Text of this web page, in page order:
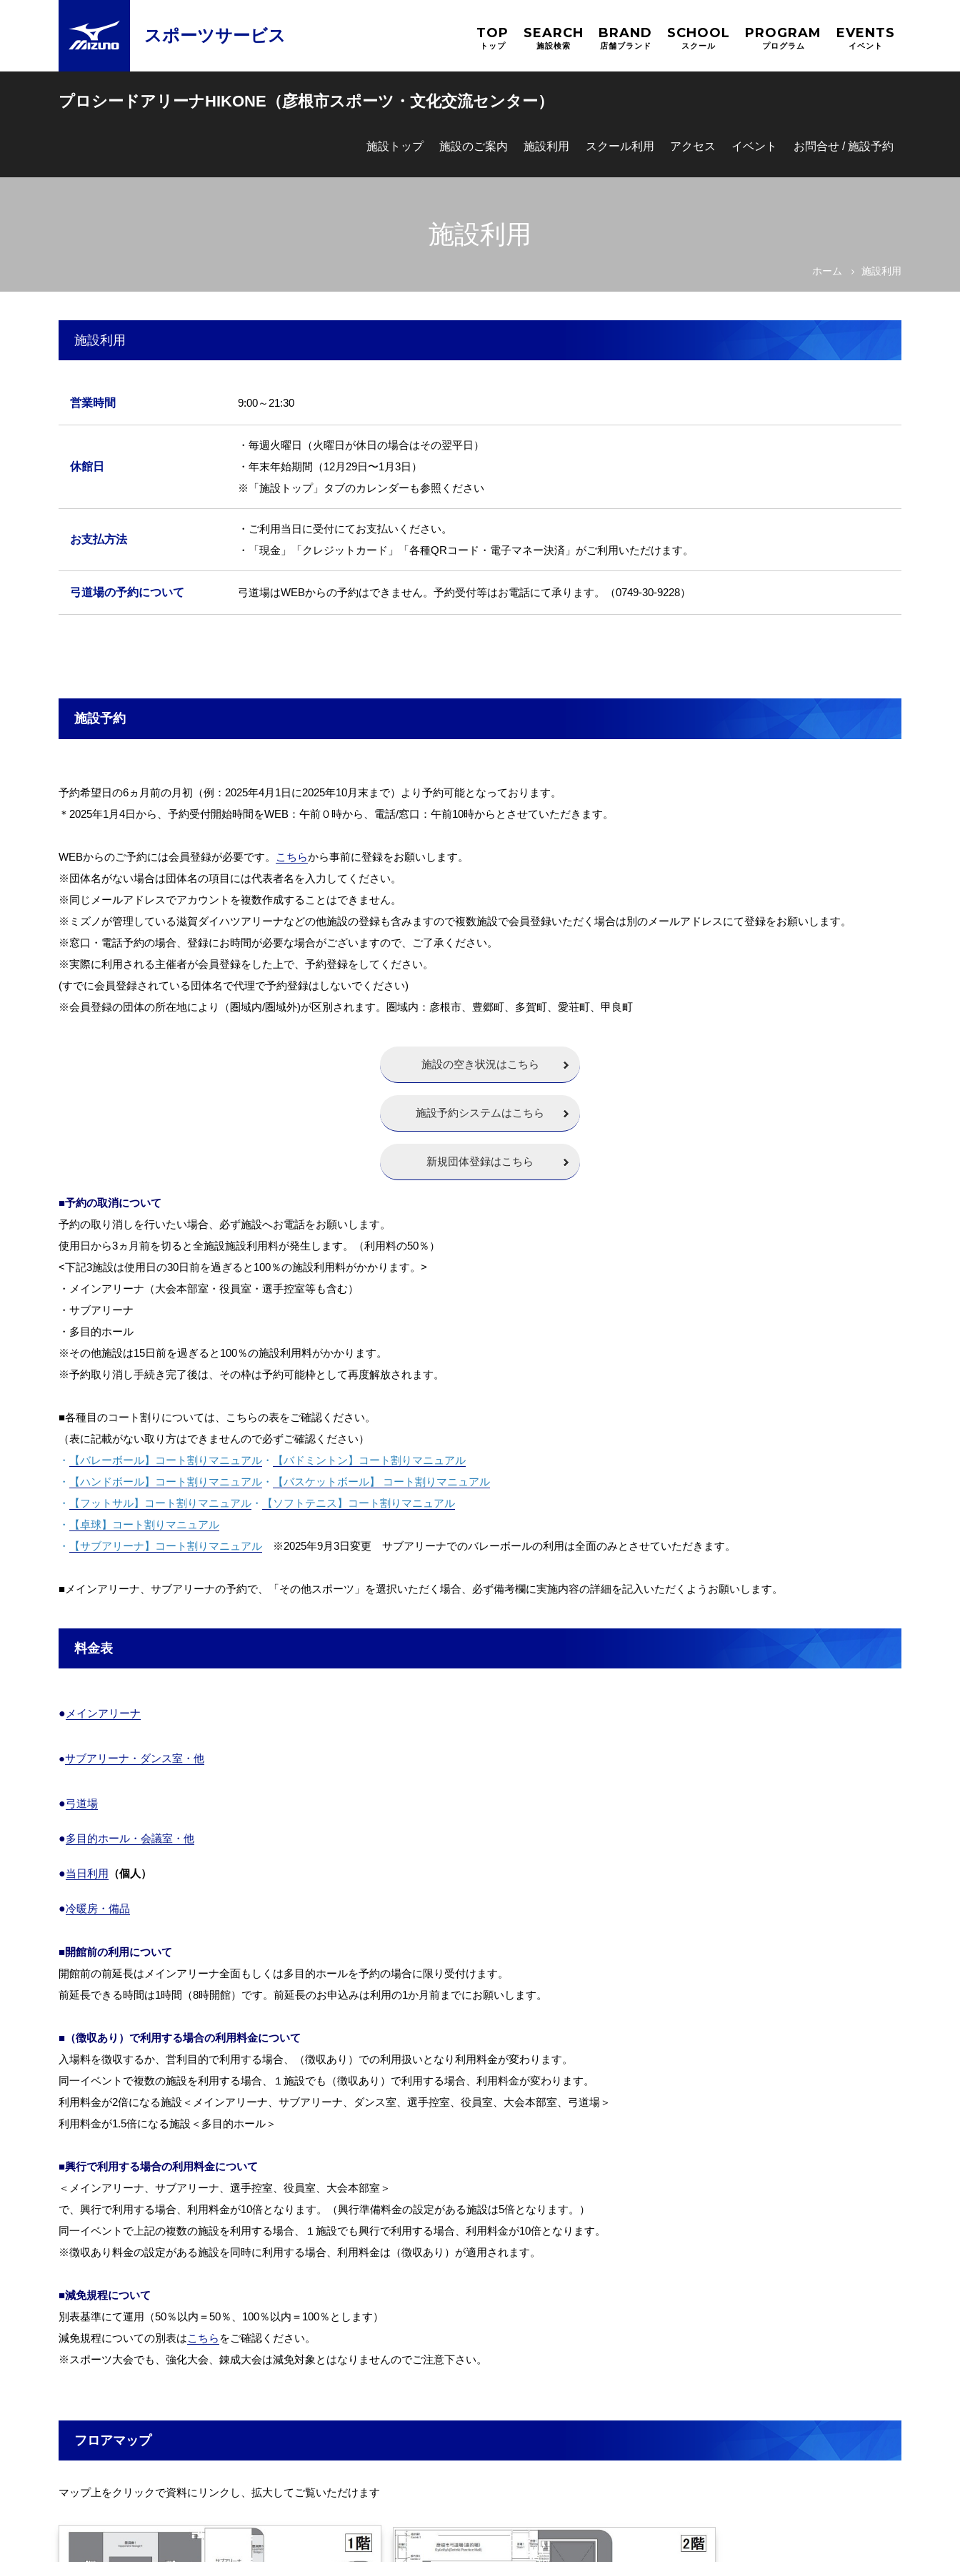
スポーツサービス TOP
トップ
SEARCH
施設検索
BRAND
店舗ブランド
SCHOOL
スクール
PROGRAM
プログラム
EVENTS
イベント
プロシードアリーナHIKONE（彦根市スポーツ・文化交流センター）
施設トップ 施設のご案内 施設利用 スクール利用 アクセス イベント お問合せ / 施設予約
マイページ登録（スクール用）※この登録
施設予約システム
施設利用
ホーム 施設利用
施設利用
営業時間 9:00～21:30
休館日
・毎週火曜日（火曜日が休日の場合はその翌平日）
・年末年始期間（12月29日〜1月3日）
※「施設トップ」タブのカレンダーも参照ください
お支払方法
・ご利用当日に受付にてお支払いください。
・「現金」「クレジットカード」「各種QRコード・電子マネー決済」がご利用いただけます。
弓道場の予約について 弓道場はWEBからの予約はできません。予約受付等はお電話にて承ります。（0749-30-9228）
施設予約
予約希望日の6ヵ月前の月初（例：2025年4月1日に2025年10月末まで）より予約可能となっております。
＊2025年1月4日から、予約受付開始時間をWEB：午前０時から、電話/窓口：午前10時からとさせていただきます。
WEBからのご予約には会員登録が必要です。 こちらから事前に登録をお願いします。
※団体名がない場合は団体名の項目には代表者名を入力してください。
※同じメールアドレスでアカウントを複数作成することはできません。
※ミズノが管理している滋賀ダイハツアリーナなどの他施設の登録も含みますので複数施設で会員登録いただく場合は別のメールアドレスにて登録をお願いします。
※窓口・電話予約の場合、登録にお時間が必要な場合がございますので、ご了承ください。
※実際に利用される主催者が会員登録をした上で、予約登録をしてください。
(すでに会員登録されている団体名で代理で予約登録はしないでください)
※会員登録の団体の所在地により（圏域内/圏域外)が区別されます。圏域内：彦根市、豊郷町、多賀町、愛荘町、甲良町
施設の空き状況はこちら
施設予約システムはこちら
新規団体登録はこちら
■予約の取消について
予約の取り消しを行いたい場合、必ず施設へお電話をお願いします。
使用日から3ヵ月前を切ると全施設施設利用料が発生します。（利用料の50％）
<下記3施設は使用日の30日前を過ぎると100％の施設利用料がかかります。>
・メインアリーナ（大会本部室・役員室・選手控室等も含む）
・サブアリーナ
・多目的ホール
※その他施設は15日前を過ぎると100％の施設利用料がかかります。
※予約取り消し手続き完了後は、その枠は予約可能枠として再度解放されます。
■各種目のコート割りについては、こちらの表をご確認ください。
（表に記載がない取り方はできませんので必ずご確認ください）
・
【バレーボール】コート割りマニュアル ・
【バドミントン】コート割りマニュアル
・
【ハンドボール】コート割りマニュアル ・
【バスケットボール】 コート割りマニュアル
・
【フットサル】コート割りマニュアル ・
【ソフトテニス】コート割りマニュアル
・
【卓球】コート割りマニュアル
・
【サブアリーナ】コート割りマニュアル ※2025年9月3日変更 サブアリーナでのバレーボールの利用は全面のみとさせていただきます。
■メインアリーナ、サブアリーナの予約で、「その他スポーツ」を選択いただく場合、必ず備考欄に実施内容の詳細を記入いただくようお願いします。
料金表
● メインアリーナ
●サブアリーナ・ダンス室・他
●弓道場
●多目的ホール・会議室・他
●当日利用 （個人）
●冷暖房・備品
■開館前の利用について
開館前の前延長はメインアリーナ全面もしくは多目的ホールを予約の場合に限り受付けます。
前延長できる時間は1時間（8時開館）です。前延長のお申込みは利用の1か月前までにお願いします。
■（徴収あり）で利用する場合の利用料金について
入場料を徴収するか、営利目的で利用する場合、（徴収あり）での利用扱いとなり利用料金が変わります。
同一イベントで複数の施設を利用する場合、１施設でも（徴収あり）で利用する場合、利用料金が変わります。
利用料金が2倍になる施設＜メインアリーナ、サブアリーナ、ダンス室、選手控室、役員室、大会本部室、弓道場＞
利用料金が1.5倍になる施設＜多目的ホール＞
■興行で利用する場合の利用料金について
＜メインアリーナ、サブアリーナ、選手控室、役員室、大会本部室＞
で、興行で利用する場合、利用料金が10倍となります。（興行準備料金の設定がある施設は5倍となります。）
同一イベントで上記の複数の施設を利用する場合、１施設でも興行で利用する場合、利用料金が10倍となります。
※徴収あり料金の設定がある施設を同時に利用する場合、利用料金は（徴収あり）が適用されます。
■減免規程について
別表基準にて運用（50％以内＝50％、100％以内＝100％とします）
減免規程についての別表はこちら をご確認ください。
※スポーツ大会でも、強化大会、錬成大会は減免対象とはなりませんのでご注意下さい。
フロアマップ
マップ上をクリックで資料にリンクし、拡大してご覧いただけます